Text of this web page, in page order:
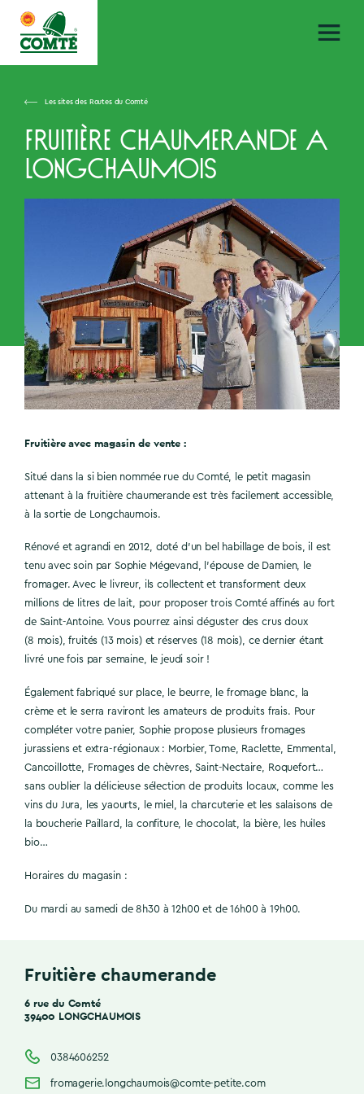
Les sites des Routes du Comté
Fruitière chaumerande a
Longchaumois
Fruitière avec magasin de vente :
Situé dans la si bien nommée rue du Comté, le petit magasin
attenant à la fruitière chaumerande est très facilement accessible,
à la sortie de Longchaumois.
Rénové et agrandi en 2012, doté d’un bel habillage de bois, il est
tenu avec soin par Sophie Mégevand, l’épouse de Damien, le
fromager. Avec le livreur, ils collectent et transforment deux
millions de litres de lait, pour proposer trois Comté affinés au fort
de Saint-Antoine. Vous pourrez ainsi déguster des crus doux
(8 mois), fruités (13 mois) et réserves (18 mois), ce dernier étant
livré une fois par semaine, le jeudi soir !
Également fabriqué sur place, le beurre, le fromage blanc, la
crème et le serra raviront les amateurs de produits frais. Pour
compléter votre panier, Sophie propose plusieurs fromages
jurassiens et extra-régionaux : Morbier, Tome, Raclette, Emmental,
Cancoillotte, Fromages de chèvres, Saint-Nectaire, Roquefort…
sans oublier la délicieuse sélection de produits locaux, comme les
vins du Jura, les yaourts, le miel, la charcuterie et les salaisons de
la boucherie Paillard, la confiture, le chocolat, la bière, les huiles
bio…
Horaires du magasin :
Du mardi au samedi de 8h30 à 12h00 et de 16h00 à 19h00.
Fruitière chaumerande
6 rue du Comté
39400 LONGCHAUMOIS
0384606252
fromagerie.longchaumois@comte-petite.com